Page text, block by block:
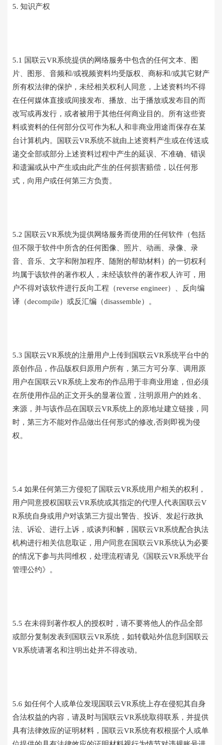
5. 知识产权
5.1 国联云VR系统提供的网络服务中包含的任何文本、图
片、图形、音频和/或视频资料均受版权、商标和/或其它财产
所有权法律的保护，未经相关权利人同意，上述资料均不得
在任何媒体直接或间接发布、播放、出于播放或发布目的而
改写或再发行，或者被用于其他任何商业目的。所有这些资
料或资料的任何部分仅可作为私人和非商业用途而保存在某
台计算机内。国联云VR系统不就由上述资料产生或在传送或
递交全部或部分上述资料过程中产生的延误、不准确、错误
和遗漏或从中产生或由此产生的任何损害赔偿，以任何形
式，向用户或任何第三方负责。
5.2 国联云VR系统为提供网络服务而使用的任何软件（包括
但不限于软件中所含的任何图像、照片、动画、录像、录
音、音乐、文字和附加程序、随附的帮助材料）的一切权利
均属于该软件的著作权人，未经该软件的著作权人许可，用
户不得对该软件进行反向工程（reverse engineer）、反向编
译（decompile）或反汇编（disassemble）。
5.3 国联云VR系统的注册用户上传到国联云VR系统平台中的
原创作品，作品版权归原用户所有，第三方可分享、调用原
用户在国联云VR系统上发布的作品用于非商业用途，但必须
在所使用作品的正文开头的显著位置，注明原用户的姓名、
来源，并与该作品在国联云VR系统上的原地址建立链接，同
时，第三方不能对作品做出任何形式的修改,否则即视为侵
权。
5.4 如果任何第三方侵犯了国联云VR系统用户相关的权利，
用户同意授权国联云VR系统或其指定的代理人代表国联云V
R系统自身或用户对该第三方提出警告、投诉、发起行政执
法、诉讼、进行上诉，或谈判和解，国联云VR系统配合执法
机构进行相关信息取证，用户同意在国联云VR系统认为必要
的情况下参与共同维权，处理流程请见《国联云VR系统平台
管理公约》。
5.5 在未得到著作权人的授权时，请不要将他人的作品全部
或部分复制发表到国联云VR系统，如转载站外信息到国联云
VR系统请署名和注明出处并不得改动。
5.6 如任何个人或单位发现国联云VR系统上存在侵犯其自身
合法权益的内容，请及时与国联云VR系统取得联系，并提供
具有法律效应的证明材料，国联云VR系统有权根据个人或单